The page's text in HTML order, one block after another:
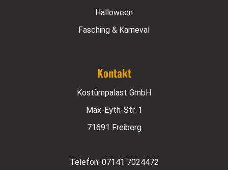
Halloween
Fasching & Karneval
Kontakt
Kostümpalast GmbH
Max-Eyth-Str. 1
71691 Freiberg
Telefon: 07141 7024472